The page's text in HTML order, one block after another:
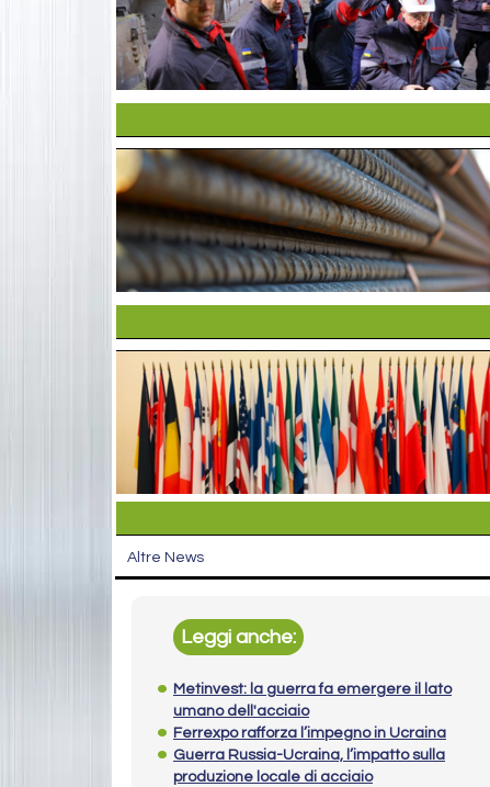
Altre News
Leggi anche:
Metinvest: la guerra fa emergere il lato
umano dell'acciaio
Ferrexpo rafforza l’impegno in Ucraina
Guerra Russia-Ucraina, l’impatto sulla
produzione locale di acciaio